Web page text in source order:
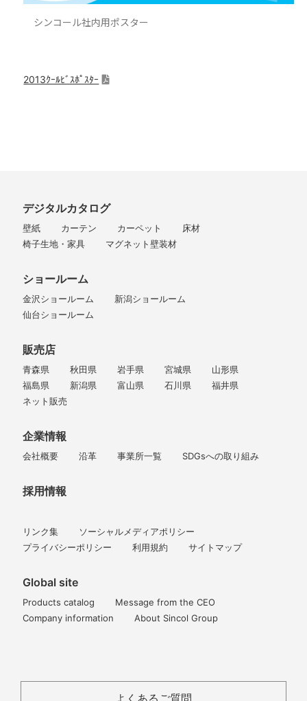
シンコール社内用ポスター
2013ｸｰﾙﾋﾞｽﾎﾟｽﾀｰ
デジタルカタログ
壁紙 カーテン カーペット
床材
椅子生地・家具
マグネット壁装材
ショールーム
金沢ショールーム
新潟ショールーム
仙台ショールーム
販売店
青森県 秋田県 岩手県 宮城県
山形県
福島県
新潟県 富山県 石川県
福井県
ネット販売
企業情報
会社概要 沿革 事業所一覧 SDGsへの取り組み
採用情報
リンク集
ソーシャルメディアポリシー
プライバシーポリシー
利用規約 サイトマップ
Global site
Products catalog
Message from the CEO
Company information
About Sincol Group